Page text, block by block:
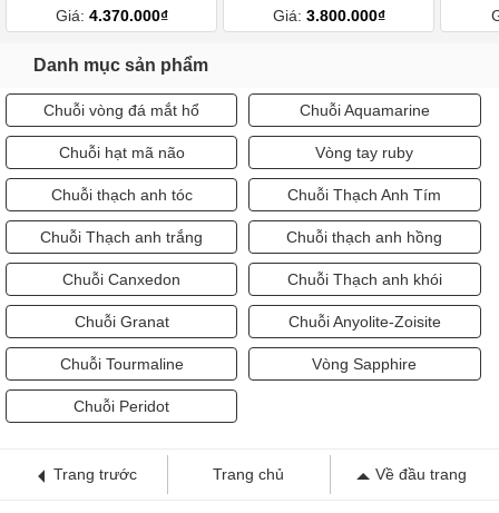
Giá: 4.370.000₫ Giá: 3.800.000₫
Danh mục sản phẩm
Chuỗi vòng đá mắt hổ Chuỗi Aquamarine
Chuỗi hạt mã não Vòng tay ruby
Chuỗi thạch anh tóc Chuỗi Thạch Anh Tím
Chuỗi Thạch anh trắng Chuỗi thạch anh hồng
Chuỗi Canxedon Chuỗi Thạch anh khói
Chuỗi Granat Chuỗi Anyolite-Zoisite
Chuỗi Tourmaline Vòng Sapphire
Chuỗi Peridot
Trang trước Trang chủ Về đầu trang